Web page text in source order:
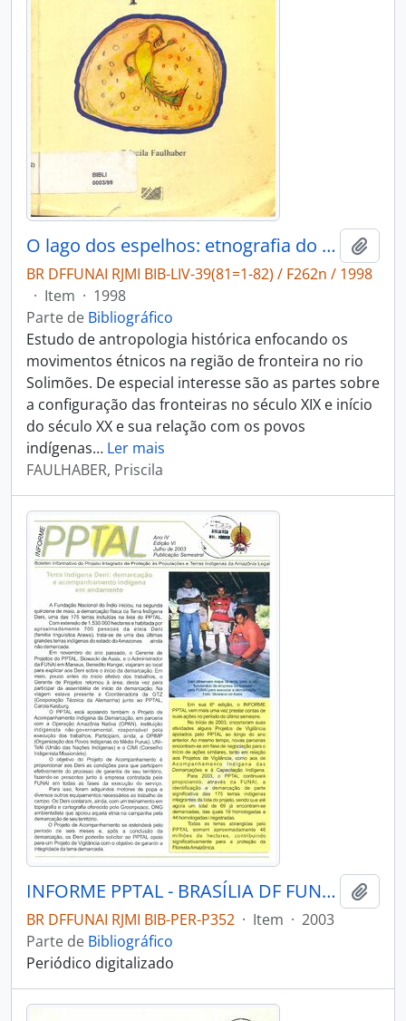
O lago dos espelhos: etnografia do saber sobre a fronteira em Tefé/Amazonas.
BR DFFUNAI RJMI BIB-LIV-39(81=1-82) / F262n / 1998
· Item · 1998
Parte de Bibliográfico
Estudo de antropologia histórica enfocando os
movimentos étnicos na região de fronteira no rio
Solimões. De especial interesse são as partes sobre
a configuração das fronteiras no século XIX e início
do século XX e sua relação com os povos
indígenas… Ler mais
FAULHABER, Priscila
INFORME PPTAL - BRASÍLIA DF FUNAI - 2003 - Nº06
BR DFFUNAI RJMI BIB-PER-P352 · Item · 2003
Parte de Bibliográfico
Periódico digitalizado